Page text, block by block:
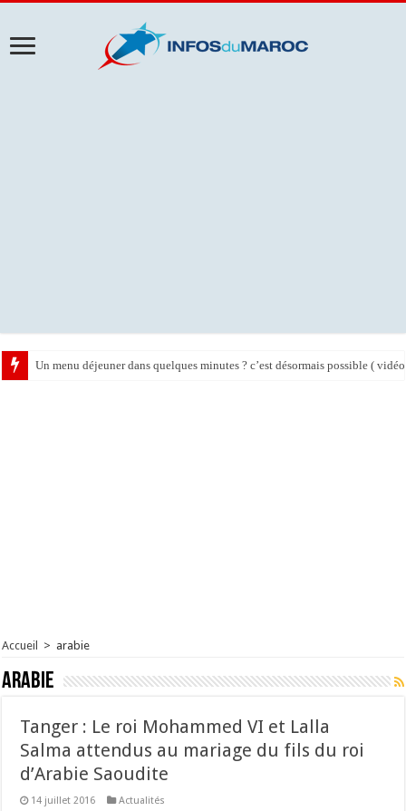
Un menu déjeuner dans quelques minutes ? c’est désormais possible (
Accueil > arabie
arabie
Tanger : Le roi Mohammed VI et Lalla
Salma attendus au mariage du fils du roi
d’Arabie Saoudite
14 juillet 2016 Actualités